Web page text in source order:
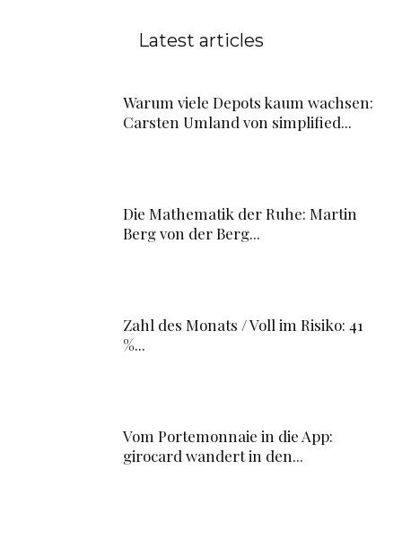
Latest articles
Warum viele Depots kaum wachsen:
Carsten Umland von simplified...
Die Mathematik der Ruhe: Martin
Berg von der Berg...
Zahl des Monats / Voll im Risiko: 41
%...
Vom Portemonnaie in die App:
girocard wandert in den...